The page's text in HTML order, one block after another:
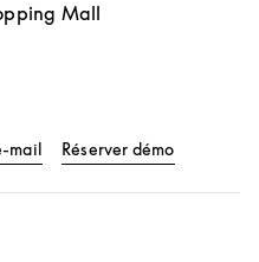
Mall
New Tab
mail Réserver démo